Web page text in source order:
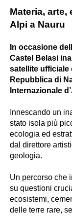
Materia, arte,
Alpi a Nauru
In occasione
Castel Belasi
satellite ufficiale
Repubblica di
Internazionale
Innescando un
stato isola più
ecologia ed
dal direttore
geologia.
Un percorso che
su questioni
ecosistemi,
delle terre rare,